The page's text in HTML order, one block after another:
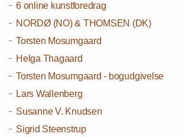
6 online kunstforedrag
NORDØ (NO) & THOMSEN (DK)
Torsten Mosumgaard
Helga Thagaard
Torsten Mosumgaard - bogudgivelse
Lars Wallenberg
Susanne V. Knudsen
Sigrid Steenstrup